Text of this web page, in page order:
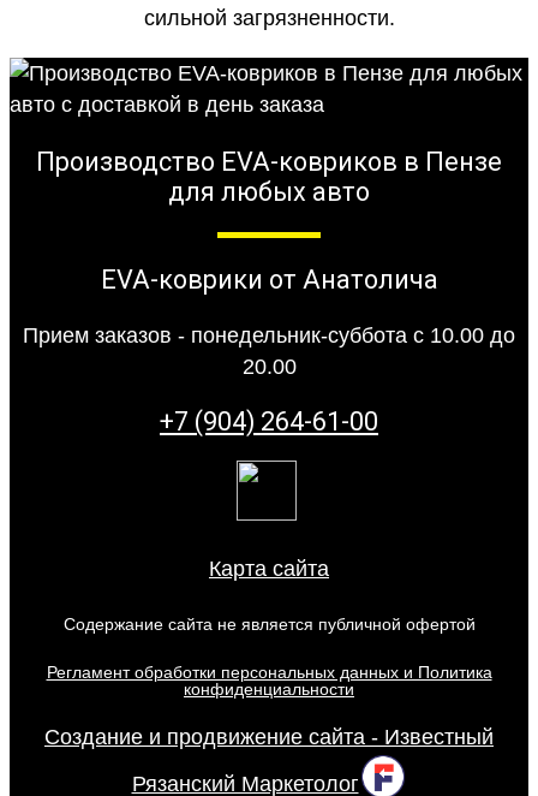
сильной загрязненности.
Производство EVA-ковриков в Пензе
для любых авто
EVA-коврики от Анатолича
Прием заказов - понедельник-суббота с 10.00 до
20.00
+7 (904) 264-61-00
Карта сайта
Содержание сайта не является публичной офертой
Регламент обработки персональных данных и Политика
конфиденциальности
Создание и продвижение сайта - Известный
Рязанский Маркетолог